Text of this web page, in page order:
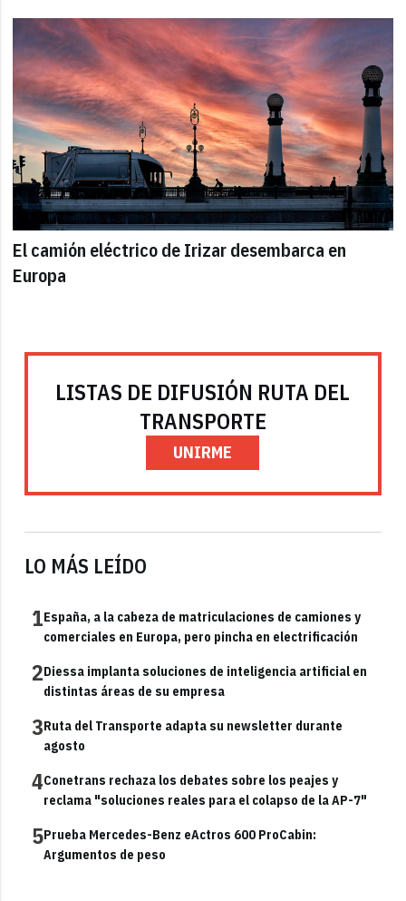
El camión eléctrico de Irizar desembarca en
Europa
LISTAS DE DIFUSIÓN RUTA DEL
TRANSPORTE
UNIRME
LO MÁS LEÍDO
1España, a la cabeza de matriculaciones de camiones y
comerciales en Europa, pero pincha en electrificación
2Diessa implanta soluciones de inteligencia artificial en
distintas áreas de su empresa
3Ruta del Transporte adapta su newsletter durante
agosto
4Conetrans rechaza los debates sobre los peajes y
reclama "soluciones reales para el colapso de la AP-7"
5Prueba Mercedes-Benz eActros 600 ProCabin:
Argumentos de peso